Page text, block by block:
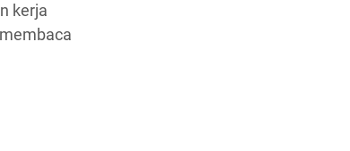
kerja